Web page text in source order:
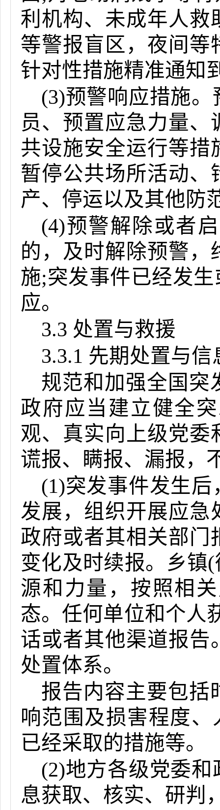
利机构、未成年人救
等警报盲区，夜间等
针对性措施精准通知
(3)预警响应措施
员、预置应急力量
共设施安全运行等措
暂停公共场所活动、
产、停运以及其他防
(4)预警解除或者
的，及时解除预警
施;突发事件已经发
应。
3.3 处置与救援
3.3.1 先期处置与信
规范和加强全国突
政府应当建立健全
观、真实向上级党委
谎报、瞒报、漏报，
(1)突发事件发生
发展，组织开展应急
政府或者其相关部门
变化及时续报。乡镇
源和力量，按照相
态。任何单位和个人
话或者其他渠道报告
处置体系。
报告内容主要包括
响范围及损害程度
已经采取的措施等。
(2)地方各级党委
息获取、核实、研判